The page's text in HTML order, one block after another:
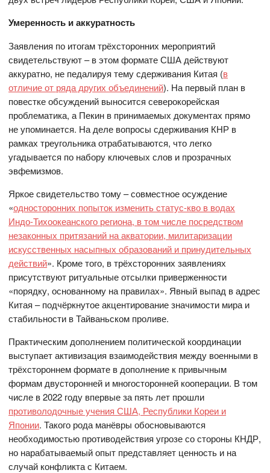
Умеренность и аккуратность
Заявления по итогам трёхсторонних мероприятий
свидетельствуют – в этом формате США действуют
аккуратно, не педалируя тему сдерживания Китая (в
отличие от ряда других объединений). На первый план в
повестке обсуждений выносится северокорейская
проблематика, а Пекин в принимаемых документах прямо
не упоминается. На деле вопросы сдерживания КНР в
рамках треугольника отрабатываются, что легко
угадывается по набору ключевых слов и прозрачных
эвфемизмов.
Яркое свидетельство тому – совместное осуждение
«односторонних попыток изменить статус-кво в водах
Индо-Тихоокеанского региона, в том числе посредством
незаконных притязаний на акватории, милитаризации
искусственных насыпных образований и принудительных
действий». Кроме того, в трёхсторонних заявлениях
присутствуют ритуальные отсылки приверженности
«порядку, основанному на правилах». Явный выпад в адрес
Китая – подчёркнутое акцентирование значимости мира и
стабильности в Тайваньском проливе.
Практическим дополнением политической координации
выступает активизация взаимодействия между военными в
трёхстороннем формате в дополнение к привычным
формам двусторонней и многосторонней кооперации. В том
числе в 2022 году впервые за пять лет прошли
противолодочные учения США, Республики Кореи и
Японии. Такого рода манёвры обосновываются
необходимостью противодействия угрозе со стороны КНДР,
но нарабатываемый опыт представляет ценность и на
случай конфликта с Китаем.